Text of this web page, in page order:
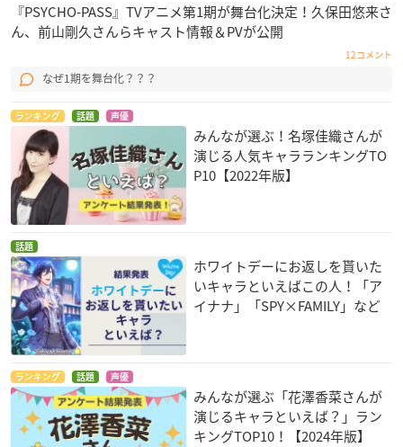
『PSYCHO-PASS』TVアニメ第1期が舞台化決定！久保田悠来さ
ん、前山剛久さんらキャスト情報＆PVが公開
12コメント
なぜ1期を舞台化？？？
ランキング 話題 声優
みんなが選ぶ！名塚佳織さんが
演じる人気キャラランキングTO
P10【2022年版】
話題
ホワイトデーにお返しを貰いた
いキャラといえばこの人！「ア
イナナ」「SPY×FAMILY」など
ランキング 話題 声優
みんなが選ぶ「花澤香菜さんが
演じるキャラといえば？」ラン
キングTOP10！【2024年版】